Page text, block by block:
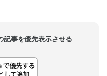
事を優先表示させる